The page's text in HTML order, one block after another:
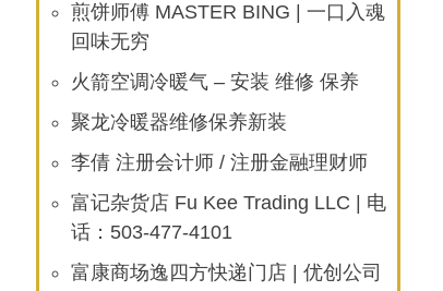
煎饼师傅 MASTER BING | 一口入魂
回味无穷
火箭空调冷暖气 – 安装 维修 保养
聚龙冷暖器维修保养新装
李倩 注册会计师 / 注册金融理财师
富记杂货店 Fu Kee Trading LLC | 电
话：503-477-4101
富康商场逸四方快递门店 | 优创公司